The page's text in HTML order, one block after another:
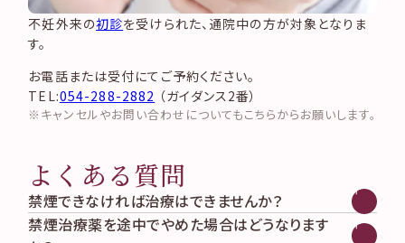
不妊外来の初診を受けられた、通院中の方が対象となりま
す。
お電話または受付にてご予約ください。
TEL:054-288-2882 （ガイダンス2番）
キャンセルやお問い合わせについてもこちらからお願いします。
よくある質問
禁煙できなければ治療はできませんか？
当院では禁煙していただいた後から、不妊治療を開始させて
禁煙治療薬を途中でやめた場合はどうなります